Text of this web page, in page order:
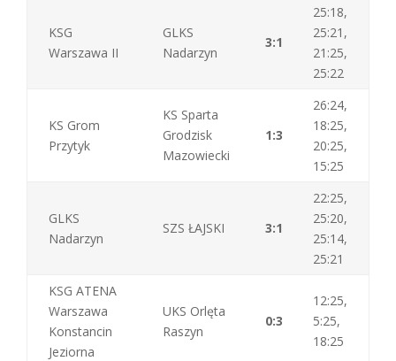
KSG
Warszawa II
GLKS
Nadarzyn
3:1
25:18,
25:21,
21:25,
25:22
KS Grom
Przytyk
KS Sparta
Grodzisk
Mazowiecki
1:3
26:24,
18:25,
20:25,
15:25
GLKS
Nadarzyn
SZS ŁAJSKI 3:1
22:25,
25:20,
25:14,
25:21
KSG ATENA
Warszawa
Konstancin
Jeziorna
UKS Orlęta
Raszyn
0:3
12:25,
5:25,
18:25